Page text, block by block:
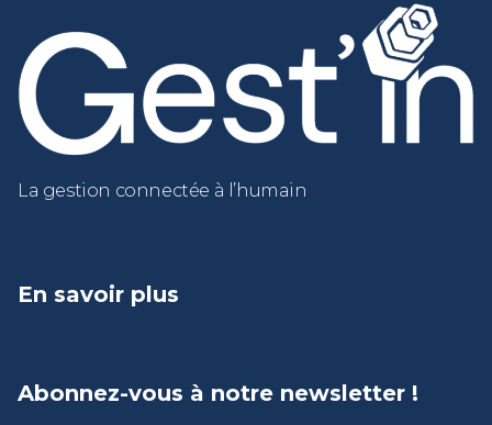
La gestion connectée à l’humain
En savoir plus
Abonnez-vous à notre newsletter !